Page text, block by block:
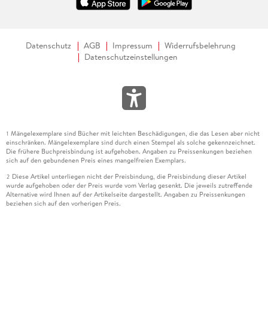
Datenschutz AGB Impressum
Widerrufsbelehrung
Datenschutzeinstellungen
1 Mängelexemplare sind Bücher mit leichten Beschädigungen, die das Lesen aber nicht
einschränken. Mängelexemplare sind durch einen Stempel als solche gekennzeichnet.
Die frühere Buchpreisbindung ist aufgehoben. Angaben zu Preissenkungen beziehen
sich auf den gebundenen Preis eines mangelfreien Exemplars.
2 Diese Artikel unterliegen nicht der Preisbindung, die Preisbindung dieser Artikel
wurde aufgehoben oder der Preis wurde vom Verlag gesenkt. Die jeweils zutreffende
Alternative wird Ihnen auf der Artikelseite dargestellt. Angaben zu Preissenkungen
beziehen sich auf den vorherigen Preis.